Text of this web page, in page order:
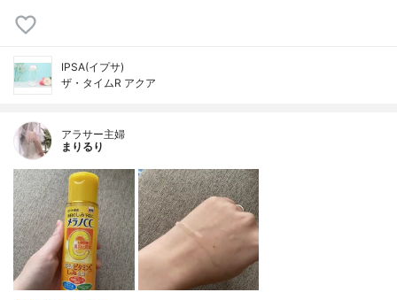
IPSA(イプサ)
ザ・タイムR アクア
アラサー主婦
まりるり